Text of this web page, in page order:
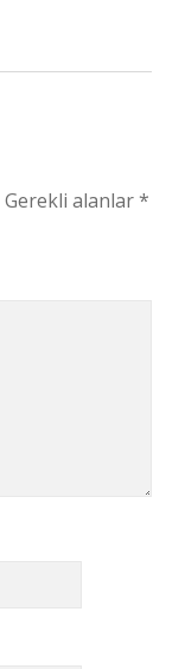
Gerekli alanlar*